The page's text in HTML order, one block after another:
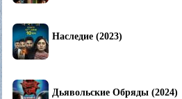
Наследие (2023)
Дьявольские Обряды (2024)